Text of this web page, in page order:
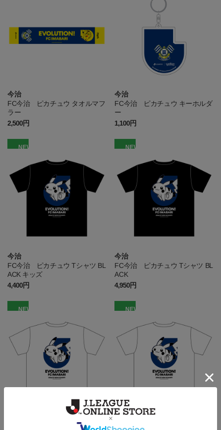
今治
FC今治 ピカチュウ タオルマフ
ラー
2,500円
今治
FC今治 ピカチュウ キーホルダ
ー
1,100円
NEW
今治
FC今治 ピカチュウ Tシャツ BL
ACK キッズ
4,400円
NEW
今治
FC今治 ピカチュウ Tシャツ BL
ACK
4,950円
NEW
FC今治 ピカチュウ Tシャツ W
NEW
FC今治 ピカチュウ Tシャツ W